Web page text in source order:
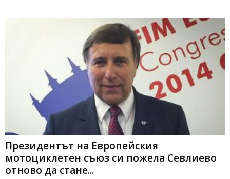
Президентът на Европейския
мотоциклетен съюз си пожела Севлиево
отново да стане...